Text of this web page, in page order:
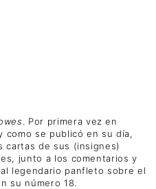
. Por primera vez en
como se publicó en su día,
cartas de sus (insignes)
junto a los comentarios y
legendario panfleto sobre el
su número 18.